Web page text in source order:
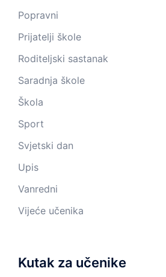
Popravni
Prijatelji škole
Roditeljski sastanak
Saradnja škole
Škola
Sport
Svjetski dan
Upis
Vanredni
Vijeće učenika
Kutak za učenike